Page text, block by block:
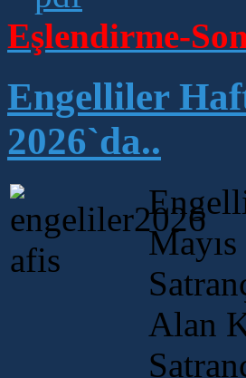
Eşlendirme-
Engelliler
2026`da..
Alan